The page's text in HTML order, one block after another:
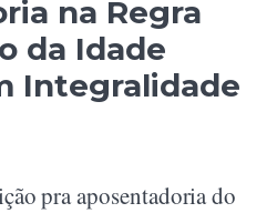
na Regra
da Idade
Integralidade
pra aposentadoria do